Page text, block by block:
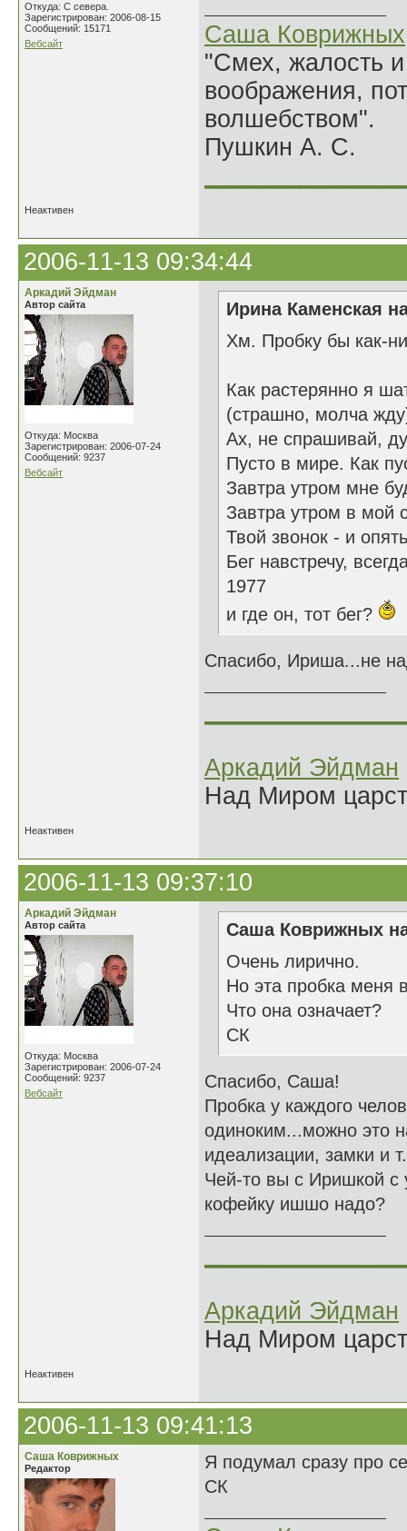
Откуда: С севера.
Зарегистрирован: 2006-08-15
Сообщений: 15171
Вебсайт
Саша Коврижных
"Смех, жалость
воображения,
волшебством".
Пушкин А. С.
Неактивен
2006-11-13 09:34:44
Аркадий Эйдман
Автор сайта
Откуда: Москва
Зарегистрирован: 2006-07-24
Сообщений: 9237
Вебсайт
Ирина Каменская
Хм. Пробку бы как-
Как растерянно я
(страшно, молча
Ах, не спрашивай,
Пусто в мире. Как
Завтра утром мне
Завтра утром в мой
Твой звонок - и
Бег навстречу,
1977
и где он, тот бег?
Спасибо, Ириша...не
Аркадий Эйдман
Над Миром
Неактивен
2006-11-13 09:37:10
Аркадий Эйдман
Автор сайта
Откуда: Москва
Зарегистрирован: 2006-07-24
Сообщений: 9237
Вебсайт
Саша Коврижных
Очень лирично.
Но эта пробка меня
Что она означает?
СК
Спасибо, Саша!
Пробка у каждого
одиноким...можно это
идеализации, замки и
Чей-то вы с Иришкой с
кофейку ишшо надо?
Аркадий Эйдман
Над Миром
Неактивен
2006-11-13 09:41:13
Саша Коврижных
Редактор
Я подумал сразу про
СК